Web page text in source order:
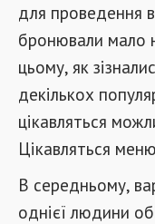
для проведення
бронювали мало
цьому, як
декількох
цікавляться
Цікавляться
В середньому,
однієї людини